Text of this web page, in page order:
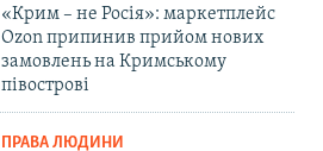
«Крим – не Росія»: маркетплейс
Ozon припинив прийом нових
замовлень на Кримському
півострові
ПРАВА ЛЮДИНИ